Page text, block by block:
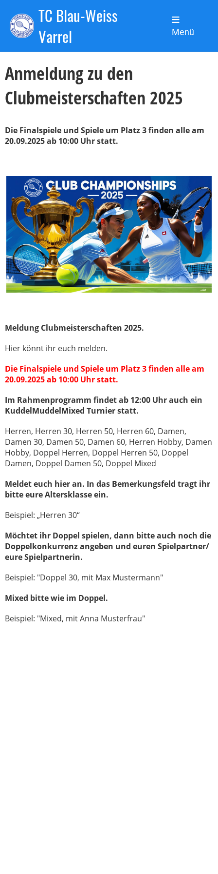
TC Blau-Weiss
Varrel
Menü
Zurück
, Sanchez de la Torre Nicolas
Anmeldung zu den
Clubmeisterschaften 2025
Die Finalspiele und Spiele um Platz 3 finden alle am
20.09.2025 ab 10:00 Uhr statt.
Meldung Clubmeisterschaften 2025.
Hier könnt ihr euch melden.
Die Finalspiele und Spiele um Platz 3 finden alle am
20.09.2025 ab 10:00 Uhr statt.
Im Rahmenprogramm findet ab 12:00 Uhr auch ein
KuddelMuddelMixed Turnier statt.
Herren, Herren 30, Herren 50, Herren 60, Damen,
Damen 30, Damen 50, Damen 60, Herren Hobby, Damen
Hobby, Doppel Herren, Doppel Herren 50, Doppel
Damen, Doppel Damen 50, Doppel Mixed
Meldet euch hier an. In das Bemerkungsfeld tragt ihr
bitte eure Altersklasse ein.
Beispiel: „Herren 30“
Möchtet ihr Doppel spielen, dann bitte auch noch die
Doppelkonkurrenz angeben und euren Spielpartner/
eure Spielpartnerin.
Beispiel: "Doppel 30, mit Max Mustermann"
Mixed bitte wie im Doppel.
Beispiel: "Mixed, mit Anna Musterfrau"